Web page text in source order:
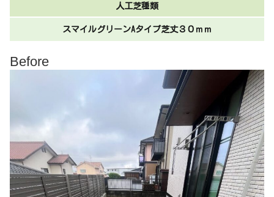
人工芝種類
スマイルグリーンAタイプ芝丈３０ｍｍ
Before